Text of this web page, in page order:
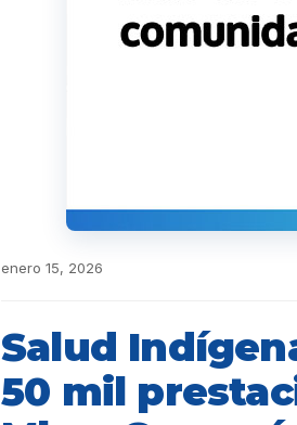
enero 15, 2026
Salud
50 mil